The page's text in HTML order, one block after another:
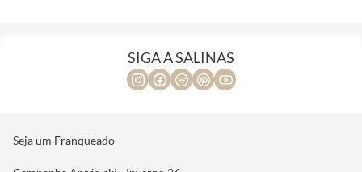
SIGA A SALINAS
Seja um Franqueado